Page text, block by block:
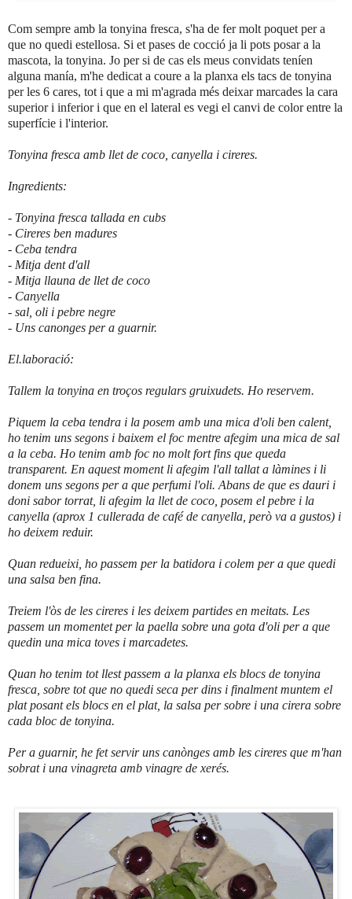
Com sempre amb la tonyina fresca, s'ha de fer molt poquet per a
que no quedi estellosa. Si et pases de cocció ja li pots posar a la
mascota, la tonyina. Jo per si de cas els meus convidats teníen
alguna manía, m'he dedicat a coure a la planxa els tacs de tonyina
per les 6 cares, tot i que a mi m'agrada més deixar marcades la cara
superior i inferior i que en el lateral es vegi el canvi de color entre la
superfície i l'interior.
Tonyina fresca amb llet de coco, canyella i cireres.
Ingredients:
- Tonyina fresca tallada en cubs
- Cireres ben madures
- Ceba tendra
- Mitja dent d'all
- Mitja llauna de llet de coco
- Canyella
- sal, oli i pebre negre
- Uns canonges per a guarnir.
El.laboració:
Tallem la tonyina en troços regulars gruixudets. Ho reservem.
Piquem la ceba tendra i la posem amb una mica d'oli ben calent,
ho tenim uns segons i baixem el foc mentre afegim una mica de sal
a la ceba. Ho tenim amb foc no molt fort fins que queda
transparent. En aquest moment li afegim l'all tallat a làmines i li
donem uns segons per a que perfumi l'oli. Abans de que es dauri i
doni sabor torrat, li afegim la llet de coco, posem el pebre i la
canyella (aprox 1 cullerada de café de canyella, però va a gustos) i
ho deixem reduir.
Quan redueixi, ho passem per la batidora i colem per a que quedi
una salsa ben fina.
Treiem l'òs de les cireres i les deixem partides en meitats. Les
passem un momentet per la paella sobre una gota d'oli per a que
quedin una mica toves i marcadetes.
Quan ho tenim tot llest passem a la planxa els blocs de tonyina
fresca, sobre tot que no quedi seca per dins i finalment muntem el
plat posant els blocs en el plat, la salsa per sobre i una cirera sobre
cada bloc de tonyina.
Per a guarnir, he fet servir uns canònges amb les cireres que m'han
sobrat i una vinagreta amb vinagre de xerés.